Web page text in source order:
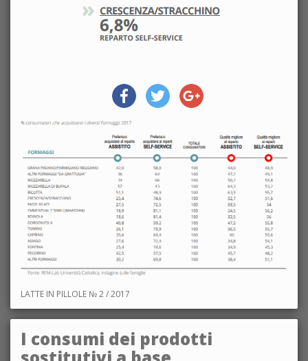
LATTE IN PILLOLE № 2 / 2017
I consumi dei prodotti